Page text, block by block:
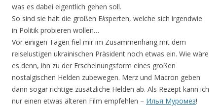
was es dabei eigentlich gehen soll.
So sind sie halt die großen Eksperten, welche sich irgendwie
in Politik probieren wollen…
Vor einigen Tagen fiel mir im Zusammenhang mit dem
reiselustigen ukrainischen Präsident noch etwas ein. Wie wäre
es denn, ihn zu der Erscheinungsform eines großen
nostalgischen Helden zubewegen. Merz und Macron geben
dann sogar richtige zusätzliche Helden ab. Als Rezept kann ich
nur einen etwas älteren Film empfehlen – Илья Муромез!